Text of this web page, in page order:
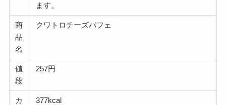
ます。
商
品
名
クワトロチーズパフェ
値
段
257円
カ
377kcal